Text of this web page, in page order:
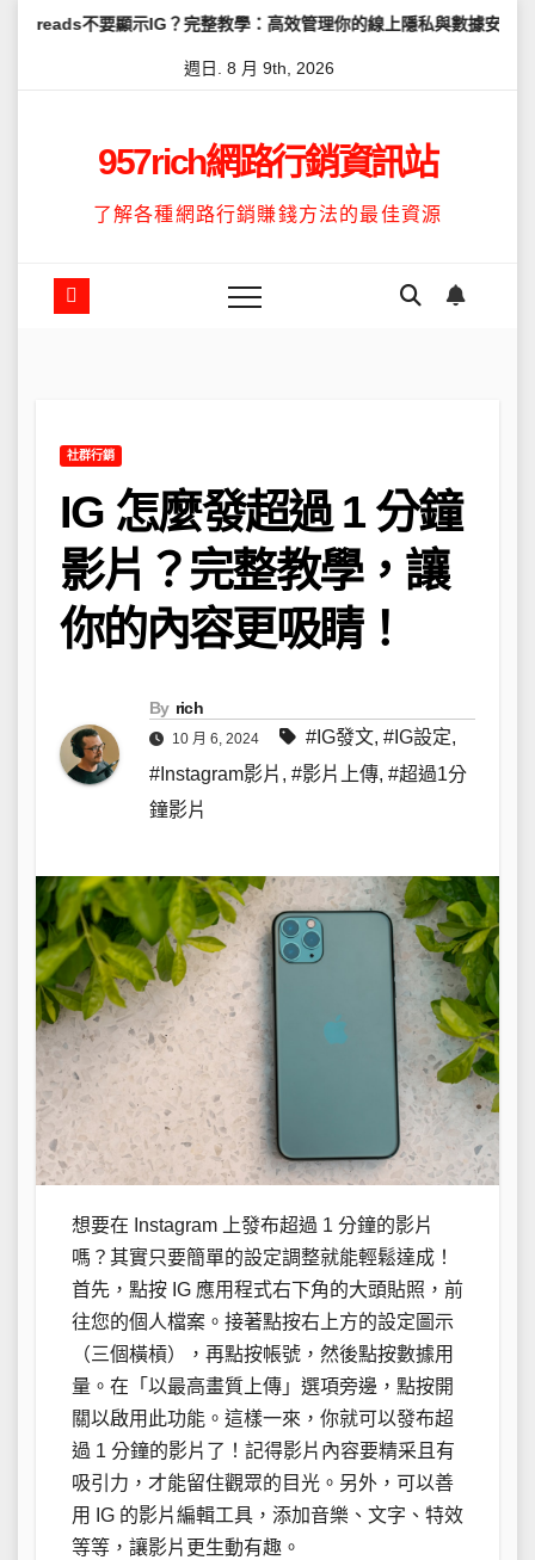
IG？完整教學：高效管理你的線上隱私與數據安全 怎麼讓
週日. 8 月 9th, 2026
957rich網路行銷資訊站
了解各種網路行銷賺錢方法的最佳資源
社群行銷
IG 怎麼發超過 1 分鐘
影片？完整教學，讓
你的內容更吸睛！
By rich
10 月 6, 2024 #IG發文, #IG設定,
#Instagram影片 , #影片上傳, #超過1分
鐘影片
想要在 Instagram 上發布超過 1 分鐘的影片
嗎？其實只要簡單的設定調整就能輕鬆達成！
首先，點按 IG 應用程式右下角的大頭貼照，前
往您的個人檔案。接著點按右上方的設定圖示
（三個橫槓），再點按帳號，然後點按數據用
量。在「以最高畫質上傳」選項旁邊，點按開
關以啟用此功能。這樣一來，你就可以發布超
過 1 分鐘的影片了！記得影片內容要精采且有
吸引力，才能留住觀眾的目光。另外，可以善
用 IG 的影片編輯工具，添加音樂、文字、特效
等等，讓影片更生動有趣。